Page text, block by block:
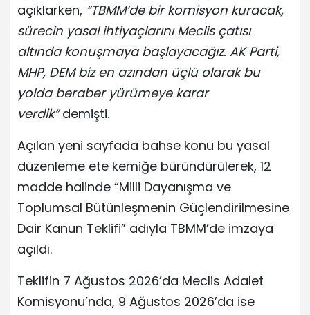
açıklarken, “TBMM’de bir komisyon kuracak,
sürecin yasal ihtiyaçlarını Meclis çatısı
altında konuşmaya başlayacağız. AK Parti,
MHP, DEM biz en azından üçlü olarak bu
yolda beraber yürümeye karar
verdik”demişti.
Açılan yeni sayfada bahse konu bu yasal
düzenleme ete kemiğe büründürülerek, 12
madde halinde “Milli Dayanışma ve
Toplumsal Bütünleşmenin Güçlendirilmesine
Dair Kanun Teklifi” adıyla TBMM’de imzaya
açıldı.
Teklifin 7 Ağustos 2026’da Meclis Adalet
Komisyonu’nda, 9 Ağustos 2026’da ise